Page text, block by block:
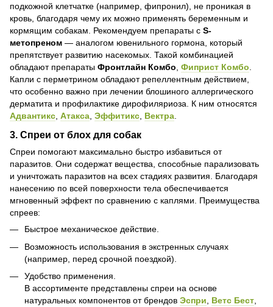
подкожной клетчатке (например, фипронил), не проникая в
кровь, благодаря чему их можно применять беременным и
кормящим собакам. Рекомендуем препараты с S-
метопреном — аналогом ювенильного гормона, который
препятствует развитию насекомых. Такой комбинацией
обладают препараты Фронтлайн Комбо, Фиприст Комбо.
Капли с перметрином обладают репеллентным действием,
что особенно важно при лечении блошиного аллергического
дерматита и профилактике дирофиляриоза. К ним относятся
Адвантикс, Атакса, Эффитикс, Вектра.
3. Спреи от блох для собак
Спреи помогают максимально быстро избавиться от
паразитов. Они содержат вещества, способные парализовать
и уничтожать паразитов на всех стадиях развития. Благодаря
нанесению по всей поверхности тела обеспечивается
мгновенный эффект по сравнению с каплями. Преимущества
спреев:
Быстрое механическое действие.
Возможность использования в экстренных случаях
(например, перед срочной поездкой).
Удобство применения.
В ассортименте представлены спреи на основе
натуральных компонентов от брендов Эспри Ветс Бест